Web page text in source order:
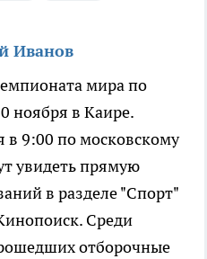
Иванов
мира по
ноября в Каире.
в 9:00 по московскому
увидеть прямую
в разделе "Спорт"
Среди
отборочные